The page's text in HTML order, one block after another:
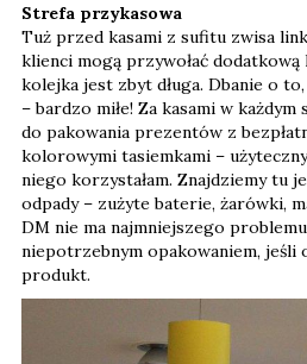
Strefa przykasowa
Tuż przed kasami z sufitu zwisa
klienci mogą przywołać dodatkową
kolejka jest zbyt długa. Dbanie o
– bardzo miłe! Za kasami w
do pakowania prezentów z
kolorowymi tasiemkami –
niego korzystałam. Znajdziemy tu
odpady – zużyte baterie, żarówki,
DM nie ma najmniejszego
niepotrzebnym opakowaniem, jeśli
produkt.